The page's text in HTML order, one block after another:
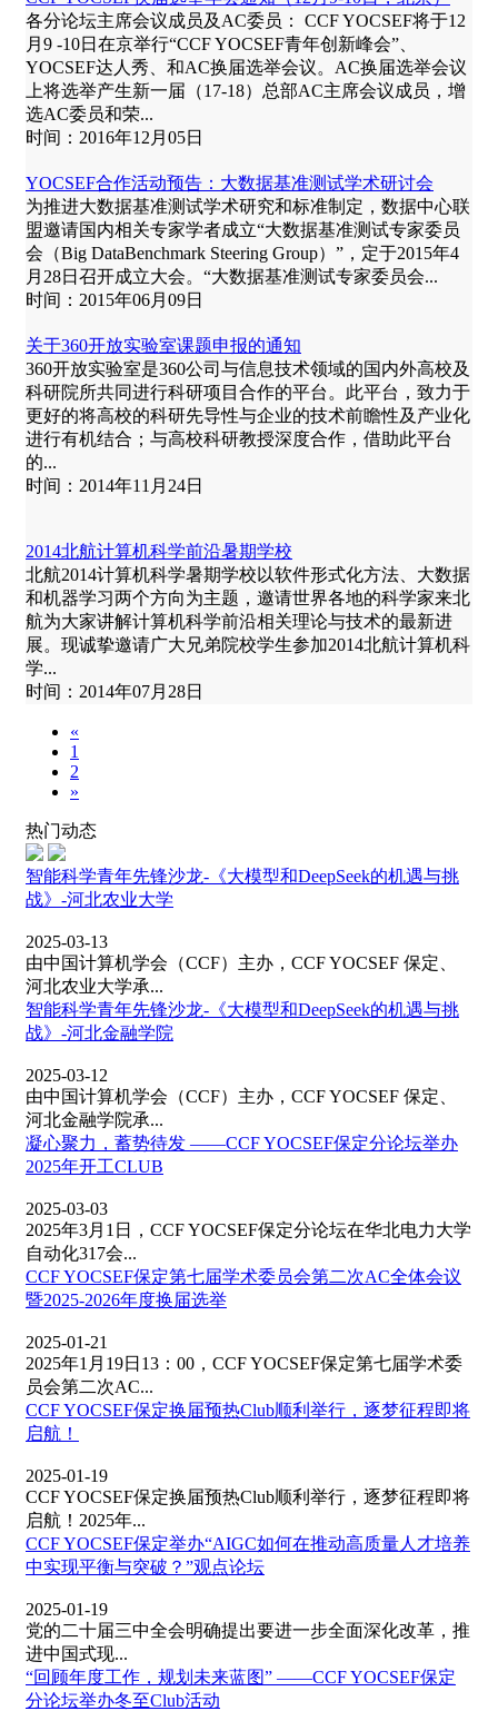
各分论坛主席会议成员及AC委员： CCF YOCSEF将于12
月9 -10日在京举行“CCF YOCSEF青年创新峰会”、
YOCSEF达人秀、和AC换届选举会议。AC换届选举会议
上将选举产生新一届（17-18）总部AC主席会议成员，增
选AC委员和荣...
时间：2016年12月05日
YOCSEF合作活动预告：大数据基准测试学术研讨会
为推进大数据基准测试学术研究和标准制定，数据中心联
盟邀请国内相关专家学者成立“大数据基准测试专家委员
会（Big DataBenchmark Steering Group）”，定于2015年4
月28日召开成立大会。“大数据基准测试专家委员会...
时间：2015年06月09日
关于360开放实验室课题申报的通知
360开放实验室是360公司与信息技术领域的国内外高校及
科研院所共同进行科研项目合作的平台。此平台，致力于
更好的将高校的科研先导性与企业的技术前瞻性及产业化
进行有机结合；与高校科研教授深度合作，借助此平台
的...
时间：2014年11月24日
2014北航计算机科学前沿暑期学校
北航2014计算机科学暑期学校以软件形式化方法、大数据
和机器学习两个方向为主题，邀请世界各地的科学家来北
航为大家讲解计算机科学前沿相关理论与技术的最新进
展。现诚挚邀请广大兄弟院校学生参加2014北航计算机科
学...
时间：2014年07月28日
«
1
2
»
热门动态
智能科学青年先锋沙龙-《大模型和DeepSeek的机遇与挑
战》-河北农业大学
2025-03-13
由中国计算机学会（CCF）主办，CCF YOCSEF 保定、
河北农业大学承...
智能科学青年先锋沙龙-《大模型和DeepSeek的机遇与挑
战》-河北金融学院
2025-03-12
由中国计算机学会（CCF）主办，CCF YOCSEF 保定、
河北金融学院承...
凝心聚力，蓄势待发 ——CCF YOCSEF保定分论坛举办
2025年开工CLUB
2025-03-03
2025年3月1日，CCF YOCSEF保定分论坛在华北电力大学
自动化317会...
CCF YOCSEF保定第七届学术委员会第二次AC全体会议
暨2025-2026年度换届选举
2025-01-21
2025年1月19日13：00，CCF YOCSEF保定第七届学术委
员会第二次AC...
CCF YOCSEF保定换届预热Club顺利举行，逐梦征程即将
启航！
2025-01-19
CCF YOCSEF保定换届预热Club顺利举行，逐梦征程即将
启航！2025年...
CCF YOCSEF保定举办“AIGC如何在推动高质量人才培养
中实现平衡与突破？”观点论坛
2025-01-19
党的二十届三中全会明确提出要进一步全面深化改革，推
进中国式现...
“回顾年度工作，规划未来蓝图” ——CCF YOCSEF保定
分论坛举办冬至Club活动